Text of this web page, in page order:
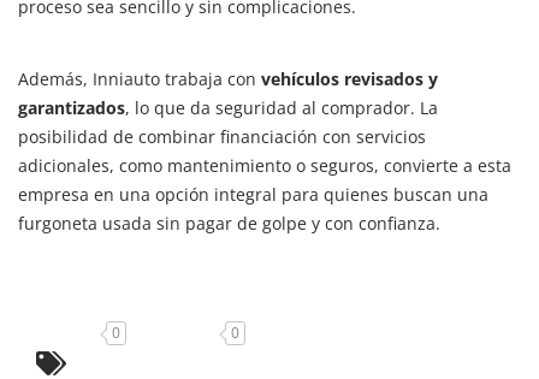
proceso sea sencillo y sin complicaciones.
Además, Inniauto trabaja con vehículos revisados y
garantizados, lo que da seguridad al comprador. La
posibilidad de combinar financiación con servicios
adicionales, como mantenimiento o seguros, convierte a esta
empresa en una opción integral para quienes buscan una
furgoneta usada sin pagar de golpe y con confianza.
0 0